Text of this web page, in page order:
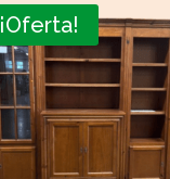
¡Oferta!